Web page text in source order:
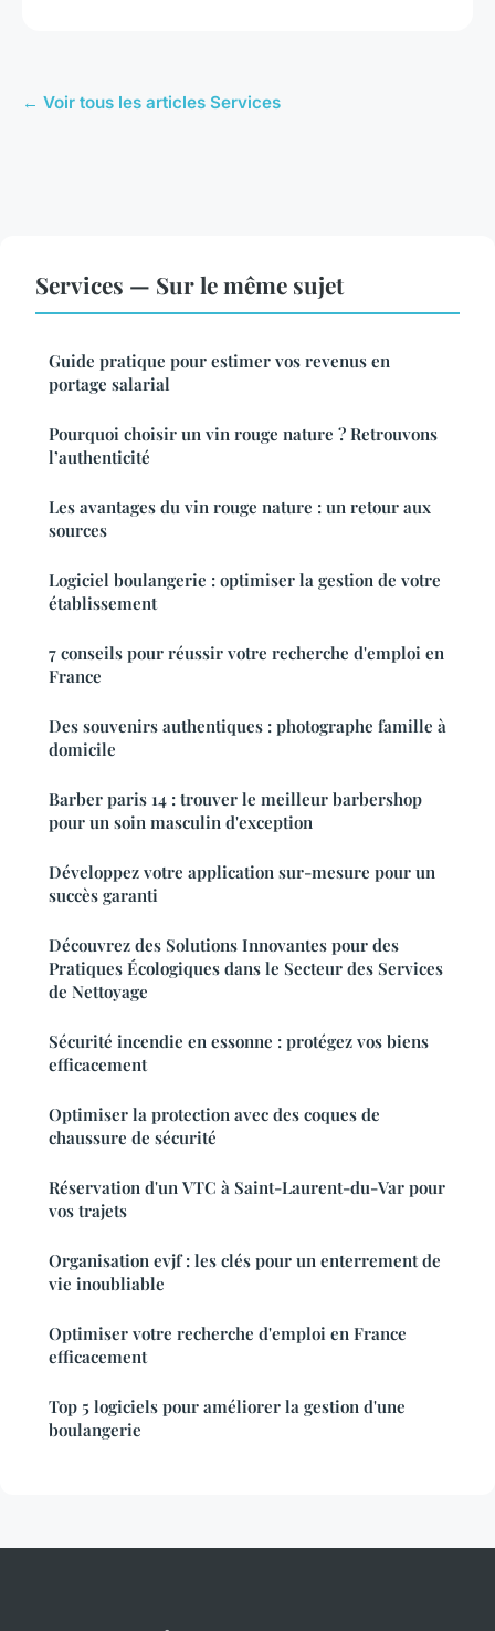
← Voir tous les articles Services
Services — Sur le même sujet
Guide pratique pour estimer vos revenus en
portage salarial
Pourquoi choisir un vin rouge nature ? Retrouvons
l’authenticité
Les avantages du vin rouge nature : un retour aux
sources
Logiciel boulangerie : optimiser la gestion de votre
établissement
7 conseils pour réussir votre recherche d'emploi en
France
Des souvenirs authentiques : photographe famille à
domicile
Barber paris 14 : trouver le meilleur barbershop
pour un soin masculin d'exception
Développez votre application sur-mesure pour un
succès garanti
Découvrez des Solutions Innovantes pour des
Pratiques Écologiques dans le Secteur des Services
de Nettoyage
Sécurité incendie en essonne : protégez vos biens
efficacement
Optimiser la protection avec des coques de
chaussure de sécurité
Réservation d'un VTC à Saint-Laurent-du-Var pour
vos trajets
Organisation evjf : les clés pour un enterrement de
vie inoubliable
Optimiser votre recherche d'emploi en France
efficacement
Top 5 logiciels pour améliorer la gestion d'une
boulangerie